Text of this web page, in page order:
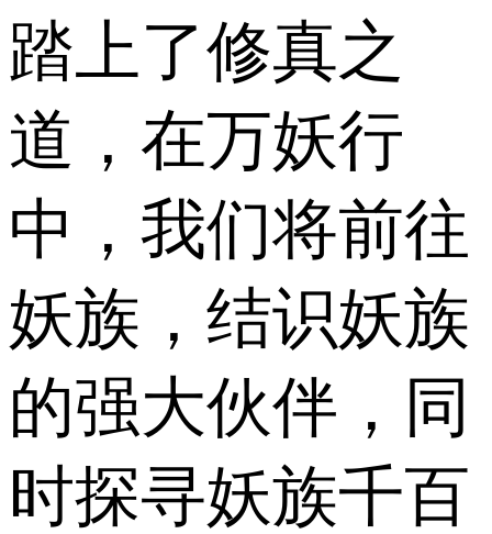
踏上了修真之
道，在万妖行
中，我们将前往
妖族，结识妖族
的强大伙伴，同
时探寻妖族千百